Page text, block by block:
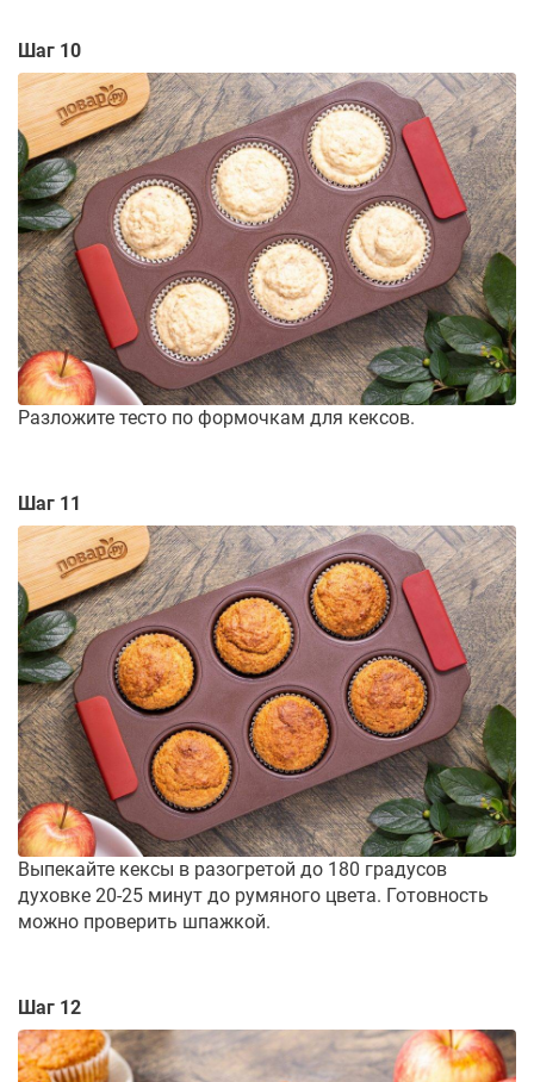
Шаг 10
Разложите тесто по формочкам для кексов.
Шаг 11
Выпекайте кексы в разогретой до 180 градусов
духовке 20-25 минут до румяного цвета. Готовность
можно проверить шпажкой.
Шаг 12